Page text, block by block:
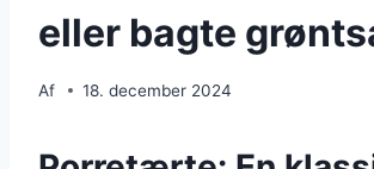
eller bagte
Af 18. december 2024